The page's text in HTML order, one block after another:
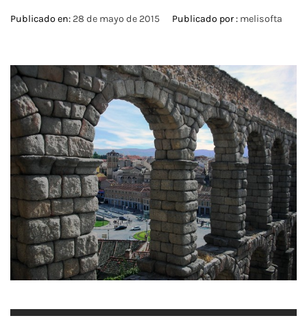
Publicado en: 28 de mayo de 2015 Publicado por : melisofta